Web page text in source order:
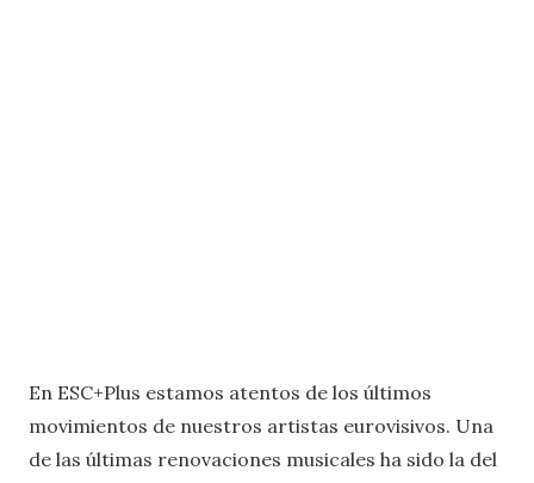
En ESC+Plus estamos atentos de los últimos
movimientos de nuestros artistas eurovisivos. Una
de las últimas renovaciones musicales ha sido la del